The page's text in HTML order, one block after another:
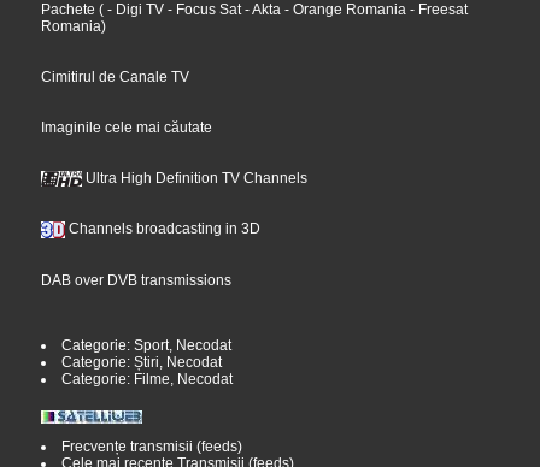
Pachete (- Digi TV - Focus Sat- Akta - Orange Romania - Freesat
Romania)
Cimitirul de Canale TV
Imaginile cele mai căutate
Ultra High Definition TV Channels
Channels broadcasting in 3D
DAB over DVB transmissions
Categorie: Sport, Necodat
Categorie: Știri, Necodat
Categorie: Filme, Necodat
Frecvențe transmisii (feeds)